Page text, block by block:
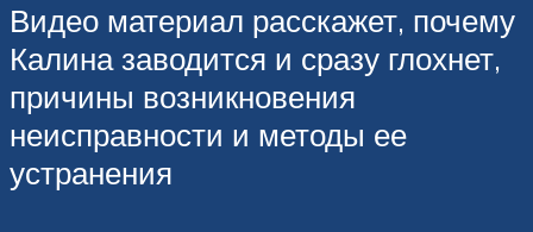
Видео материал расскажет, почему
Калина заводится и сразу глохнет,
причины возникновения
неисправности и методы ее
устранения